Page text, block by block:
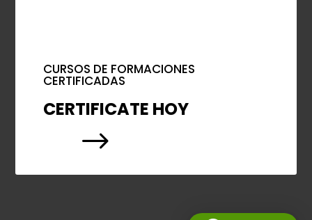
CURSOS DE FORMACIONES
CERTIFICADAS
CERTIFICATE HOY
$